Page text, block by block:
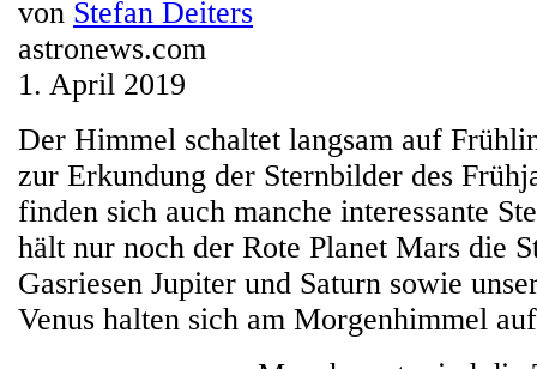
von Stefan Deiters
astronews.com
1. April 2019
Der Himmel schaltet langsam auf
zur Erkundung der Sternbilder des
finden sich auch manche interessante
hält nur noch der Rote Planet Mars die
Gasriesen Jupiter und Saturn sowie
Venus halten sich am Morgenhimmel